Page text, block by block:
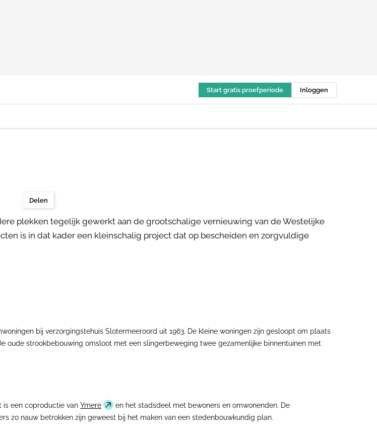
Start gratis proefperiode Inloggen
Delen
plekken tegelijk gewerkt aan de grootschalige vernieuwing van de Westelijke
is in dat kader een kleinschalig project dat op bescheiden en zorgvuldige
bij verzorgingstehuis Slotermeeroord uit 1963. De kleine woningen zijn gesloopt om plaats
oude strookbebouwing omsloot met een slingerbeweging twee gezamenlijke binnentuinen met
is een coproductie van Ymere
en het stadsdeel met bewoners en omwonenden. De
zo nauw betrokken zijn geweest bij het maken van een stedenbouwkundig plan.